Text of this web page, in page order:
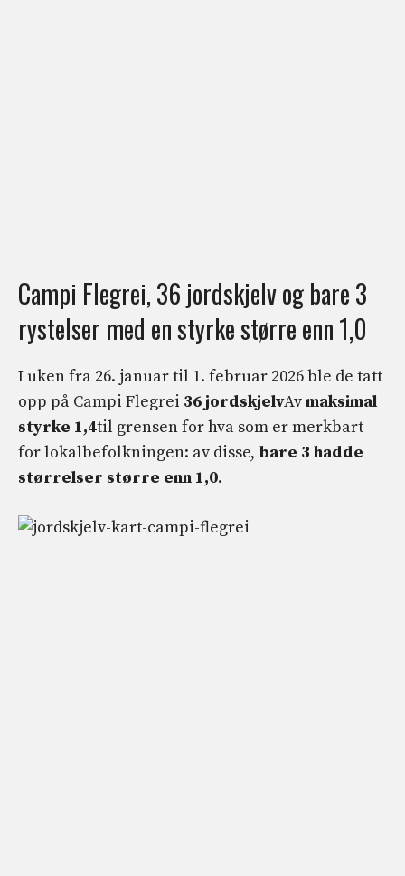
Campi Flegrei, 36 jordskjelv og bare 3
rystelser med en styrke større enn 1,0
I uken fra 26. januar til 1. februar 2026 ble de tatt
opp på Campi Flegrei 36 jordskjelvAvmaksimal
styrke 1,4til grensen for hva som er merkbart
for lokalbefolkningen: av disse, bare 3 hadde
størrelser større enn 1,0.